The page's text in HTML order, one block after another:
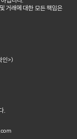
거래에 대한 모든 책임은
인>)
.